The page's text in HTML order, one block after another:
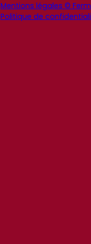
Mentions légales ©
Politique de